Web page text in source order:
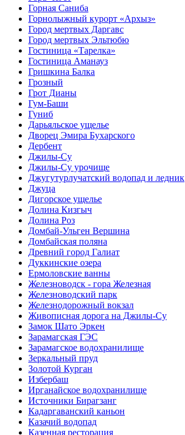
Горная Саниба
Горнолыжный курорт «Архыз»
Город мертвых Даргавс
Город мертвых Эльтюбю
Гостиница «Тарелка»
Гостиница Аманауз
Гришкина Балка
Грозный
Грот Дианы
Гум-Баши
Гуниб
Дарьяльское ущелье
Дворец Эмира Бухарского
Дербент
Джилы-Су
Джилы-Су урочище
Джугутурлучатский водопад и ледник
Джуца
Дигорское ущелье
Долина Кизгыч
Долина Роз
Домбай-Ульген Вершина
Домбайская поляна
Древний город Галиат
Дуккинские озера
Ермоловские ванны
Железноводск - гора Железная
Железноводский парк
Железнодорожный вокзал
Живописная дорога на Джилы-Су
Замок Шато Эркен
Зарамагская ГЭС
Зарамагское водохранилище
Зеркальный пруд
Золотой Курган
Избербаш
Ирганайское водохранилище
Источники Бирагзанг
Кадаргаванский каньон
Казачий водопад
Казенная ресторация